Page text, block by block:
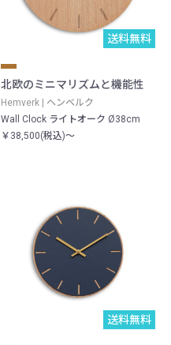
送料無料
北欧のミニマリズムと機能性
Hemverk | ヘンベルク
Wall Clock ライトオーク Ø38cm
￥38,500(税込)～
送料無料